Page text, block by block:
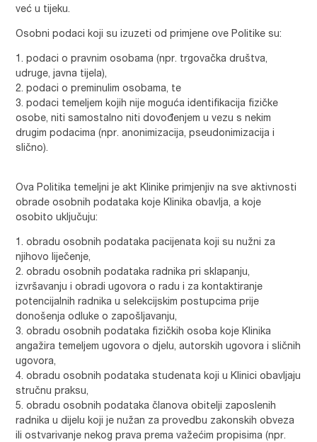
već u tijeku.
Osobni podaci koji su izuzeti od primjene ove Politike su:
podaci o pravnim osobama (npr. trgovačka društva,
udruge, javna tijela),
podaci o preminulim osobama, te
podaci temeljem kojih nije moguća identifikacija fizičke
osobe, niti samostalno niti dovođenjem u vezu s nekim
drugim podacima (npr. anonimizacija, pseudonimizacija i
slično).
Ova Politika temeljni je akt Klinike primjenjiv na sve aktivnosti
obrade osobnih podataka koje Klinika obavlja, a koje
osobito uključuju:
obradu osobnih podataka pacijenata koji su nužni za
njihovo liječenje,
obradu osobnih podataka radnika pri sklapanju,
izvršavanju i obradi ugovora o radu i za kontaktiranje
potencijalnih radnika u selekcijskim postupcima prije
donošenja odluke o zapošljavanju,
obradu osobnih podataka fizičkih osoba koje Klinika
angažira temeljem ugovora o djelu, autorskih ugovora i sličnih
ugovora,
obradu osobnih podataka studenata koji u Klinici obavljaju
stručnu praksu,
obradu osobnih podataka članova obitelji zaposlenih
radnika u dijelu koji je nužan za provedbu zakonskih obveza
ili ostvarivanje nekog prava prema važećim propisima (npr.